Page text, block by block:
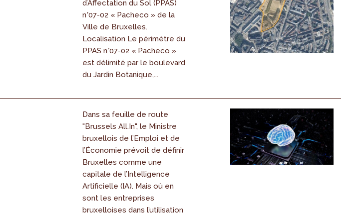
d’Affectation du Sol (PPAS)
n°07-02 « Pacheco » de la
Ville de Bruxelles.
Localisation Le périmètre du
PPAS n°07-02 « Pacheco »
est délimité par le boulevard
du Jardin Botanique,...
Dans sa feuille de route
"Brussels All.In", le Ministre
bruxellois de l’Emploi et de
l’Économie prévoit de définir
Bruxelles comme une
capitale de l’Intelligence
Artificielle (IA). Mais où en
sont les entreprises
bruxelloises dans l’utilisation